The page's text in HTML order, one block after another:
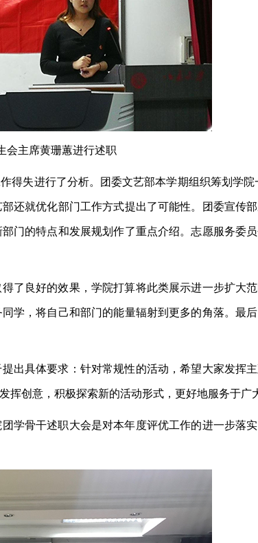
会主席黄珊蕙进行述职
失进行了分析。团委文艺部本学期组织筹划学院
还就优化部门工作方式提出了可能性。团委宣传
门的特点和发展规划作了重点介绍。志愿服务委
了良好的效果，学院打算将此类展示进一步扩大
学，将自己和部门的能量辐射到更多的角落。最
出具体要求：针对常规性的活动，希望大家发挥
创意，积极探索新的活动形式，更好地服务于广
学骨干述职大会是对本年度评优工作的进一步落